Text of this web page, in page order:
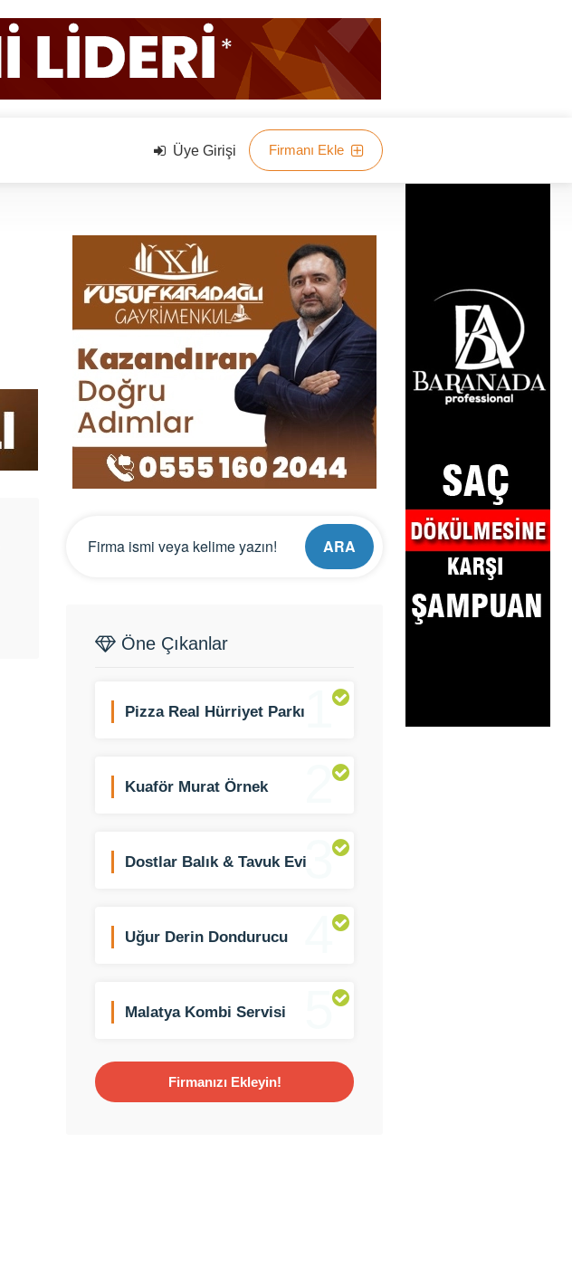
Üye Girişi Firmanı Ekle
ARA
Öne Çıkanlar
1
Pizza Real Hürriyet Parkı
2
Kuaför Murat Örnek
3
Dostlar Balık & Tavuk Evi
4
Uğur Derin Dondurucu
5
Malatya Kombi Servisi
Firmanızı Ekleyin!